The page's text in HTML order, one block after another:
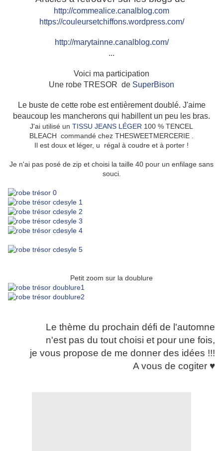
http://commealice.canalblog.com
https://couleursetchiffons.wordpress.com/
http://marytainne.canalblog.com/
...
Voici ma participation
Une robe TRESOR de SuperBison
Le buste de cette robe est entièrement doublé. J'aime
beaucoup les mancherons qui habillent un peu les bras.
J'ai utilisé un TISSU JEANS LÉGER 100 % TENCEL
BLEACH commandé chez THESWEETMERCERIE .
Il est doux et léger, u régal à coudre et à porter !
Je n'ai pas posé de zip et choisi la taille 40 pour un enfilage sans
souci.
Petit zoom sur la doublure
Le thème du prochain défi de l'automne
n'est pas du tout choisi et pour une fois,
je vous propose de me donner des idées !!!
A vous de cogiter ♥